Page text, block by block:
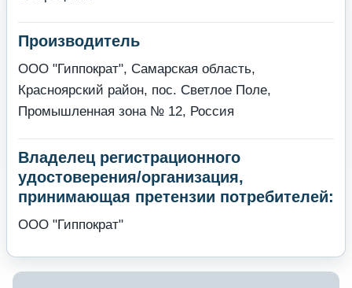
Производитель
ООО "Гиппократ", Самарская область,
Красноярский район, пос. Светлое Поле,
Промышленная зона № 12, Россия
Владелец регистрационного
удостоверения/организация,
принимающая претензии потребителей:
ООО "Гиппократ"